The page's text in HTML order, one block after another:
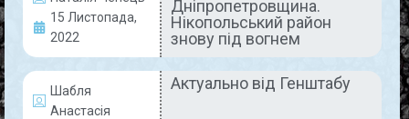
15 Листопада,
2022
Дніпропетровщина.
Нікопольський район
знову під вогнем
Шабля
Анастасія
Актуально від Генштабу
“формулу миру”
Сьогодні на острові Балі в Індонезії розпочався
саміт лідерів G20. Головним гостем саміту став
президент України Володимир Зеленський, який
щойно повернувся до Києва з